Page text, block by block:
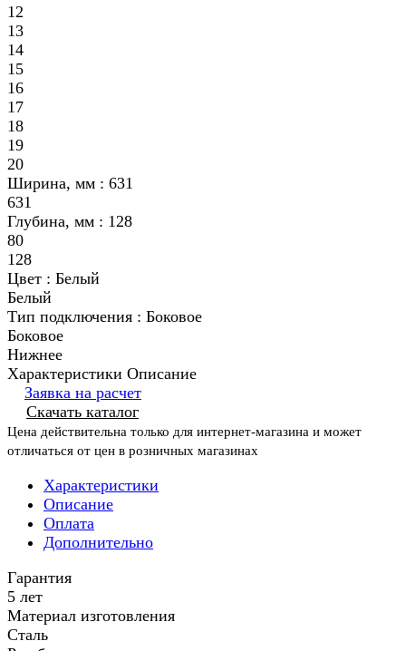
12
13
14
15
16
17
18
19
20
Ширина, мм : 631
631
Глубина, мм : 128
80
128
Цвет : Белый
Белый
Тип подключения : Боковое
Боковое
Нижнее
Характеристики Описание
Заявка на расчет
Скачать каталог
Цена действительна только для интернет-магазина и может
отличаться от цен в розничных магазинах
Характеристики
Описание
Оплата
Дополнительно
Гарантия
5 лет
Материал изготовления
Сталь